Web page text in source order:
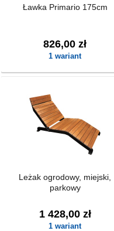
Ławka Primario 175cm
826,00 zł
1 wariant
Leżak ogrodowy, miejski,
parkowy
1 428,00 zł
1 wariant